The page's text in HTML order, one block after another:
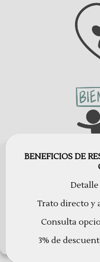
Utilizamos cookies para
Política de cookies
BENEFICIOS DE
Trato directo y
Consulta
3% de